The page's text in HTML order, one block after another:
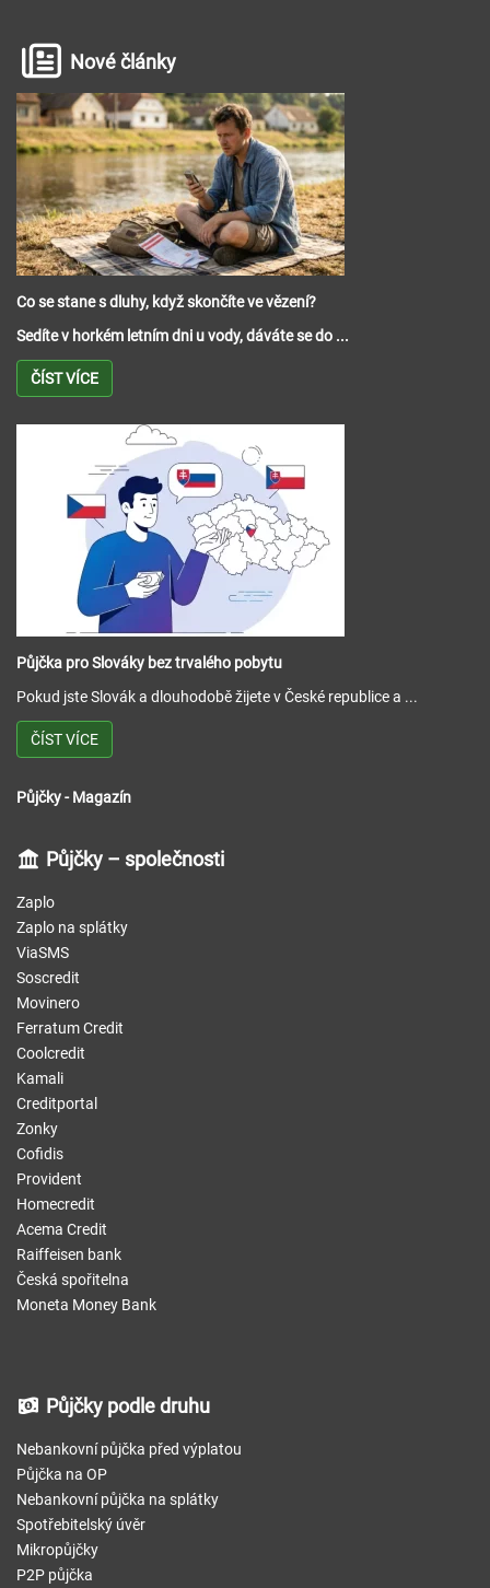
Nové články
Co se stane s dluhy, když skončíte ve vězení?
Sedíte v horkém letním dni u vody, dáváte se do ...
ČÍST VÍCE
Půjčka pro Slováky bez trvalého pobytu
Pokud jste Slovák a dlouhodobě žijete v České republice a ...
ČÍST VÍCE
Půjčky - Magazín
Půjčky – společnosti
Zaplo
Zaplo na splátky
ViaSMS
Soscredit
Movinero
Ferratum Credit
Coolcredit
Kamali
Creditportal
Zonky
Cofidis
Provident
Homecredit
Acema Credit
Raiffeisen bank
Česká spořitelna
Moneta Money Bank
Půjčky podle druhu
Nebankovní půjčka před výplatou
Půjčka na OP
Nebankovní půjčka na splátky
Spotřebitelský úvěr
Mikropůjčky
P2P půjčka